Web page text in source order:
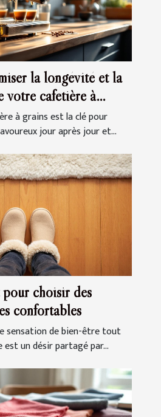
la longévité et la
votre cafetière à
à grains est la clé pour
jour après jour et...
choisir des
confortables
sensation de bien-être tout
est un désir partagé par...